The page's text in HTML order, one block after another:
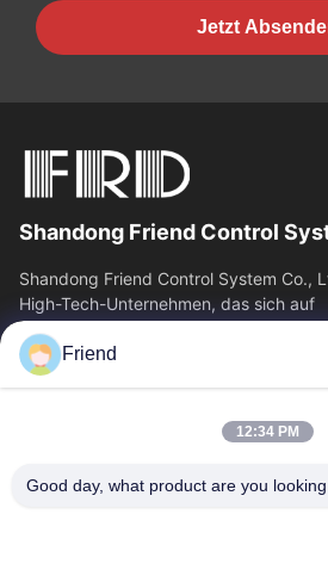
Jetzt
Shandong Friend Control
Shandong Friend Control System Co.,
High-Tech-Unternehmen, das sich auf
Instrumentierungsforschung und -
Schnelle Verbindungen
Über
Fabrik Tour
Friend
12:34 PM
Good day, what product are you